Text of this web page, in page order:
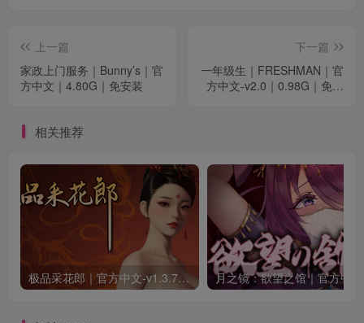
上一篇
家政上门服务｜Bunny’s｜官
方中文｜4.80G｜免安装
下一篇
一年级生｜FRESHMAN｜官
方中文-v2.0｜0.98G｜免安
相关推荐
极品采花郎｜官方中文-v1.3.7+满金币初始存档+通关存档｜7.11G｜免安装